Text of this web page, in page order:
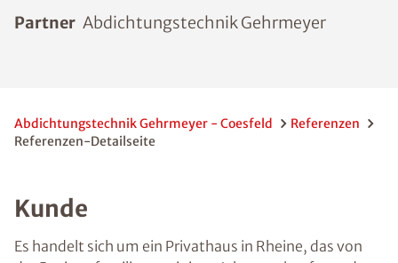
Partner Abdichtungstechnik Gehrmeyer
Abdichtungstechnik Gehrmeyer - Coesfeld
Referenzen
Referenzen-Detailseite
Kunde
Es handelt sich um ein Privathaus in Rheine, das von